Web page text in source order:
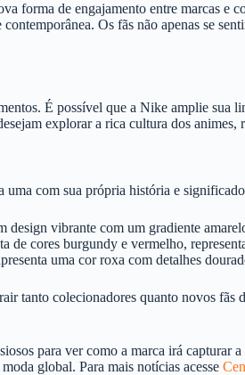
forma de engajamento entre marcas
Os fãs não apenas se
É possível que a Nike amplie sua
explorar a rica cultura dos
uma com sua própria história e
vibrante com um gradiente
de cores burgundy e vermelho,
uma cor roxa com detalhes
tanto colecionadores quanto novos
para ver como a marca irá capturar
global. Para mais notícias acesse